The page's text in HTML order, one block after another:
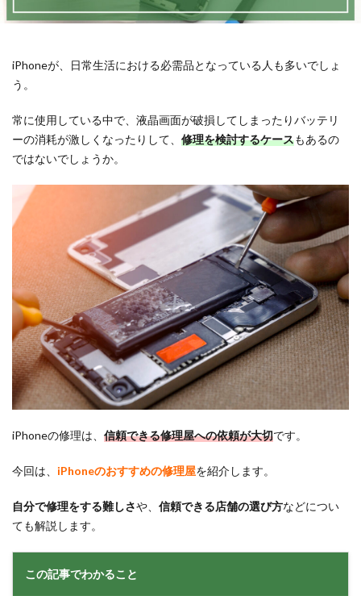
iPhoneが、日常生活における必需品となっている人も多いでしょ
う。
常に使用している中で、液晶画面が破損してしまったりバッテリ
ーの消耗が激しくなったりして、 修理を検討するケースもあるの
ではないでしょうか。
iPhoneの修理は、 信頼できる修理屋への依頼が大切です。
今回は、 iPhoneのおすすめの修理屋を紹介します。
自分で修理をする難しさや、 信頼できる店舗の選び方などについ
ても解説します。
この記事でわかること